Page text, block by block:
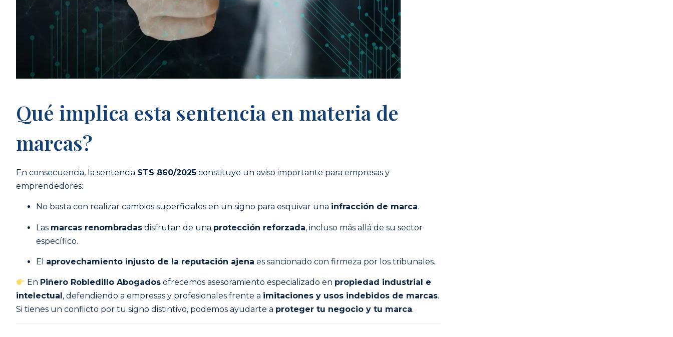
Qué implica esta sentencia en materia de
marcas?
En consecuencia, la sentencia STS 860/2025 constituye un aviso importante para empresas y
emprendedores:
No basta con realizar cambios superficiales en un signo para esquivar una infracción de marca.
Las marcas renombradas disfrutan de una protección reforzada, incluso más allá de su sector
específico.
El aprovechamiento injusto de la reputación ajena es sancionado con firmeza por los tribunales.
En Piñero Robledillo Abogados ofrecemos asesoramiento especializado en propiedad industrial e
intelectual , defendiendo a empresas y profesionales frente a imitaciones y usos indebidos de marcas.
Si tienes un conflicto por tu signo distintivo, podemos ayudarte a proteger tu negocio y tu marca.